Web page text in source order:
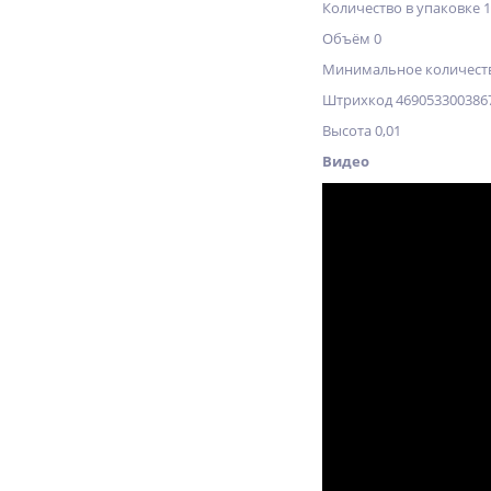
Количество в упаковке
Объём 0
Минимальное
Штрихкод
Высота 0,01
Видео